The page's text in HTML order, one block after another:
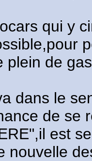
qui y
plein de
dans le
de se
est
nouvelle